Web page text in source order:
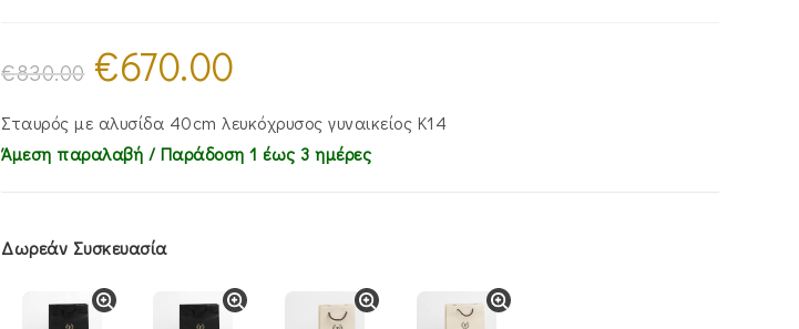
€830.00
Original
price
was:
€670.00
€670.00.
Σταυρός με αλυσίδα 40cm λευκόχρυσος γυναικείος Κ14
Άμεση παραλαβή / Παράδoση 1 έως 3 ημέρες
Δωρεάν Συσκευασία